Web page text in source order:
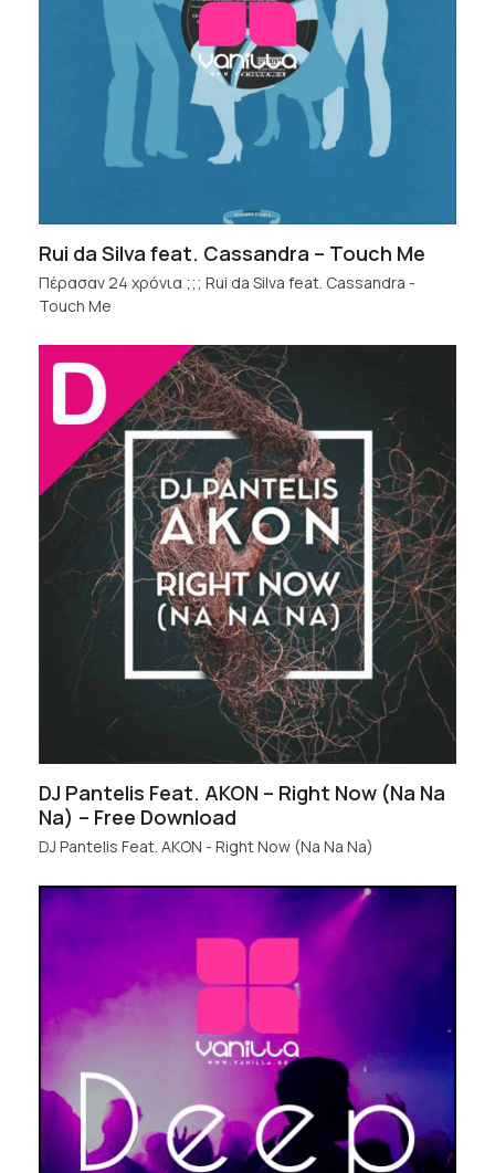
Rui da Silva feat. Cassandra – Touch Me
Πέρασαν 24 χρόνια ;;; Rui da Silva feat. Cassandra -
Touch Me
DJ Pantelis Feat. AKON – Right Now (Na Na
Na) – Free Download
DJ Pantelis Feat. AKON - Right Now (Na Na Na)